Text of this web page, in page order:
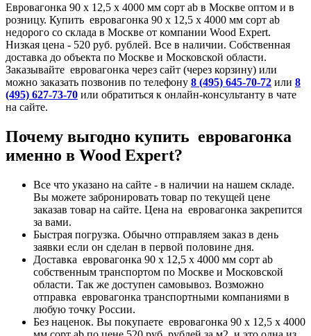
Евровагонка 90 x 12,5 x 4000 мм сорт ab в Москве оптом и в
розницу. Купить евровагонка 90 x 12,5 x 4000 мм сорт ab
недорого со склада в Москве от компании Wood Expert.
Низкая цена - 520 руб. рублей. Все в наличии. Собственная
доставка до объекта по Москве и Московской области.
Заказывайте евровагонка через сайт (через корзину) или
можно заказать позвонив по телефону 8 (495) 645-70-72 или 8
(495) 627-73-70 или обратиться к онлайн-консультанту в чате
на сайте.
Почему выгодно купить евровагонка
именно в Wood Expert?
Все что указано на сайте - в наличии на нашем складе.
Вы можете забронировать товар по текущей цене
заказав товар на сайте. Цена на евровагонка закрепится
за вами.
Быстрая погрузка. Обычно отправляем заказ в день
заявки если он сделан в первой половине дня.
Доставка евровагонка 90 x 12,5 x 4000 мм сорт ab
собственным транспортом по Москве и Московской
области. Так же доступен самовывоз. Возможно
отправка евровагонка транспортными компаниями в
любую точку России.
Без наценок. Вы покупаете евровагонка 90 x 12,5 x 4000